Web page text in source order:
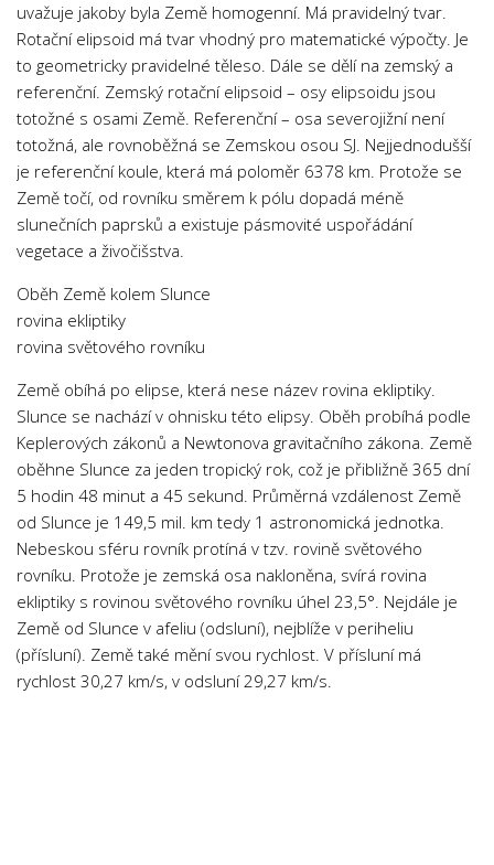
uvažuje jakoby byla Země homogenní. Má pravidelný tvar.
Rotační elipsoid má tvar vhodný pro matematické výpočty. Je
to geometricky pravidelné těleso. Dále se dělí na zemský a
referenční. Zemský rotační elipsoid – osy elipsoidu jsou
totožné s osami Země. Referenční – osa severojižní není
totožná, ale rovnoběžná se Zemskou osou SJ. Nejjednodušší
je referenční koule, která má poloměr 6378 km. Protože se
Země točí, od rovníku směrem k pólu dopadá méně
slunečních paprsků a existuje pásmovité uspořádání
vegetace a živočišstva.
Oběh Země kolem Slunce
rovina ekliptiky
rovina světového rovníku
Země obíhá po elipse, která nese název rovina ekliptiky.
Slunce se nachází v ohnisku této elipsy. Oběh probíhá podle
Keplerových zákonů a Newtonova gravitačního zákona. Země
oběhne Slunce za jeden tropický rok, což je přibližně 365 dní
5 hodin 48 minut a 45 sekund. Průměrná vzdálenost Země
od Slunce je 149,5 mil. km tedy 1 astronomická jednotka.
Nebeskou sféru rovník protíná v tzv. rovině světového
rovníku. Protože je zemská osa nakloněna, svírá rovina
ekliptiky s rovinou světového rovníku úhel 23,5°. Nejdále je
Země od Slunce v afeliu (odsluní), nejblíže v periheliu
(přísluní). Země také mění svou rychlost. V přísluní má
rychlost 30,27 km/s, v odsluní 29,27 km/s.